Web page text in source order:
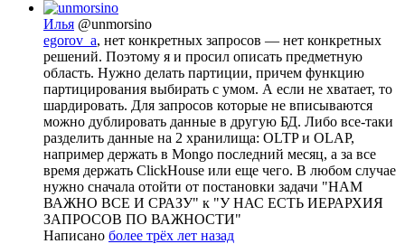
Илья @unmorsino
egorov_a, нет конкретных запросов — нет конкретных
решений. Поэтому я и просил описать предметную
область. Нужно делать партиции, причем функцию
партицирования выбирать с умом. А если не хватает, то
шардировать. Для запросов которые не вписываются
можно дублировать данные в другую БД. Либо все-таки
разделить данные на 2 хранилища: OLTP и OLAP,
например держать в Mongo последний месяц, а за все
время держать ClickHouse или еще чего. В любом случае
нужно сначала отойти от постановки задачи "НАМ
ВАЖНО ВСЕ И СРАЗУ" к "У НАС ЕСТЬ ИЕРАРХИЯ
ЗАПРОСОВ ПО ВАЖНОСТИ"
Написано более трёх лет назад